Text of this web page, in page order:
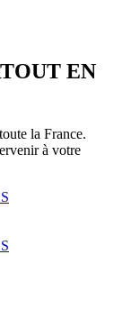
EN
la France.
à votre